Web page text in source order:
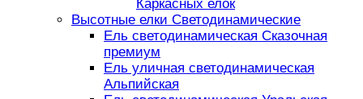
Каркасных елок
Высотные елки Светодинамические
Ель светодинамическая Сказочная
премиум
Ель уличная светодинамическая
Альпийская